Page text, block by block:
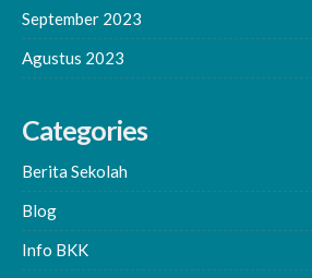
September 2023
Agustus 2023
Categories
Berita Sekolah
Blog
Info BKK